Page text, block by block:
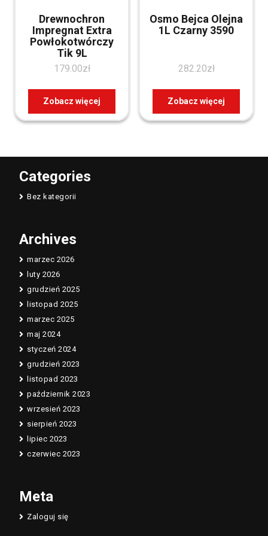
Drewnochron
Impregnat Extra
Powłokotwórczy
Tik 9L
179.00zł
Zobacz więcej
Osmo Bejca Olejna
1L Czarny 3590
282.20zł
Zobacz więcej
Categories
Bez kategorii
Archives
marzec 2026
luty 2026
grudzień 2025
listopad 2025
marzec 2025
maj 2024
styczeń 2024
grudzień 2023
listopad 2023
październik 2023
wrzesień 2023
sierpień 2023
lipiec 2023
czerwiec 2023
Meta
Zaloguj się